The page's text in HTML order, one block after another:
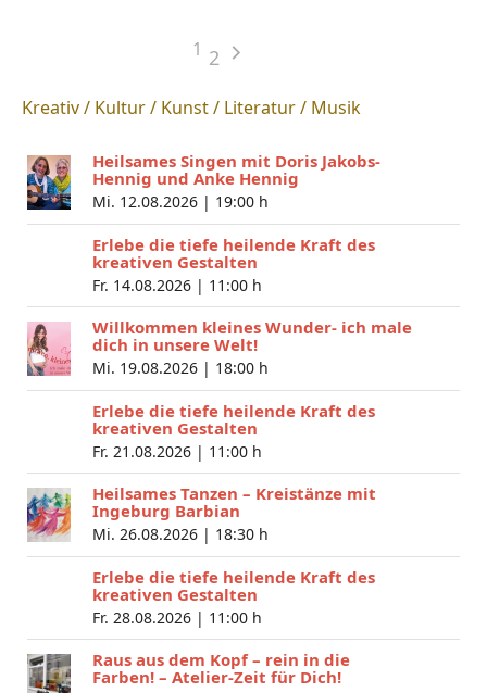
1 2
Kreativ / Kultur / Kunst / Literatur / Musik
Heilsames Singen mit Doris Jakobs-
Hennig und Anke Hennig
Mi. 12.08.2026 | 19:00 h
Erlebe die tiefe heilende Kraft des
kreativen Gestalten
Fr. 14.08.2026 | 11:00 h
Willkommen kleines Wunder- ich male
dich in unsere Welt!
Mi. 19.08.2026 | 18:00 h
Erlebe die tiefe heilende Kraft des
kreativen Gestalten
Fr. 21.08.2026 | 11:00 h
Heilsames Tanzen – Kreistänze mit
Ingeburg Barbian
Mi. 26.08.2026 | 18:30 h
Erlebe die tiefe heilende Kraft des
kreativen Gestalten
Fr. 28.08.2026 | 11:00 h
Raus aus dem Kopf – rein in die
Farben! – Atelier-Zeit für Dich!